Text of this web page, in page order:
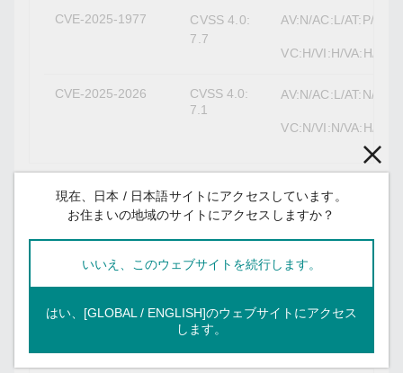
CVE-2025-1977
CVSS 4.0:
7.7
AV:N/AC:L/AT:P/
VC:H/VI:H/VA:H/
CVE-2025-2026
CVSS 4.0:
7.1
AV:N/AC:L/AT:N/
VC:N/VI:N/VA:H/
影響を受ける製品およびソリューション
対処方法
スしました。影響を受ける製品への対処方法は以下
現在、日本 / 日本語サイトにアクセスしています。
お住まいの地域のサイトにアクセスしますか？
いいえ、このウェブサイトを続行します。
はい、[GLOBAL / ENGLISH]のウェブサイトにアクセス
します。